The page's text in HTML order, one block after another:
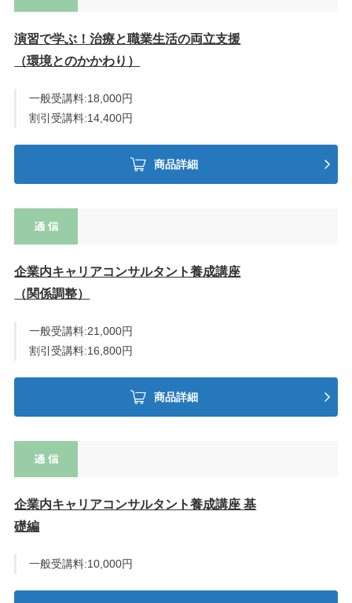
演習で学ぶ！治療と職業生活の両立支援
（環境とのかかわり）
一般受講料:18,000円
割引受講料:14,400円
商品詳細
企業内キャリアコンサルタント養成講座
（関係調整）
一般受講料:21,000円
割引受講料:16,800円
商品詳細
企業内キャリアコンサルタント養成講座 基
礎編
一般受講料:10,000円